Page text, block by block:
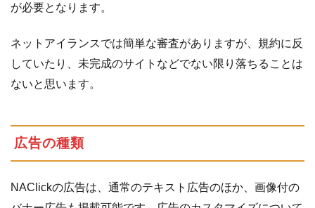
が必要となります。
ネットアイランスでは簡単な審査がありますが、規約に反
していたり、未完成のサイトなどでない限り落ちることは
ないと思います。
広告の種類
NAClickの広告は、通常のテキスト広告のほか、画像付の